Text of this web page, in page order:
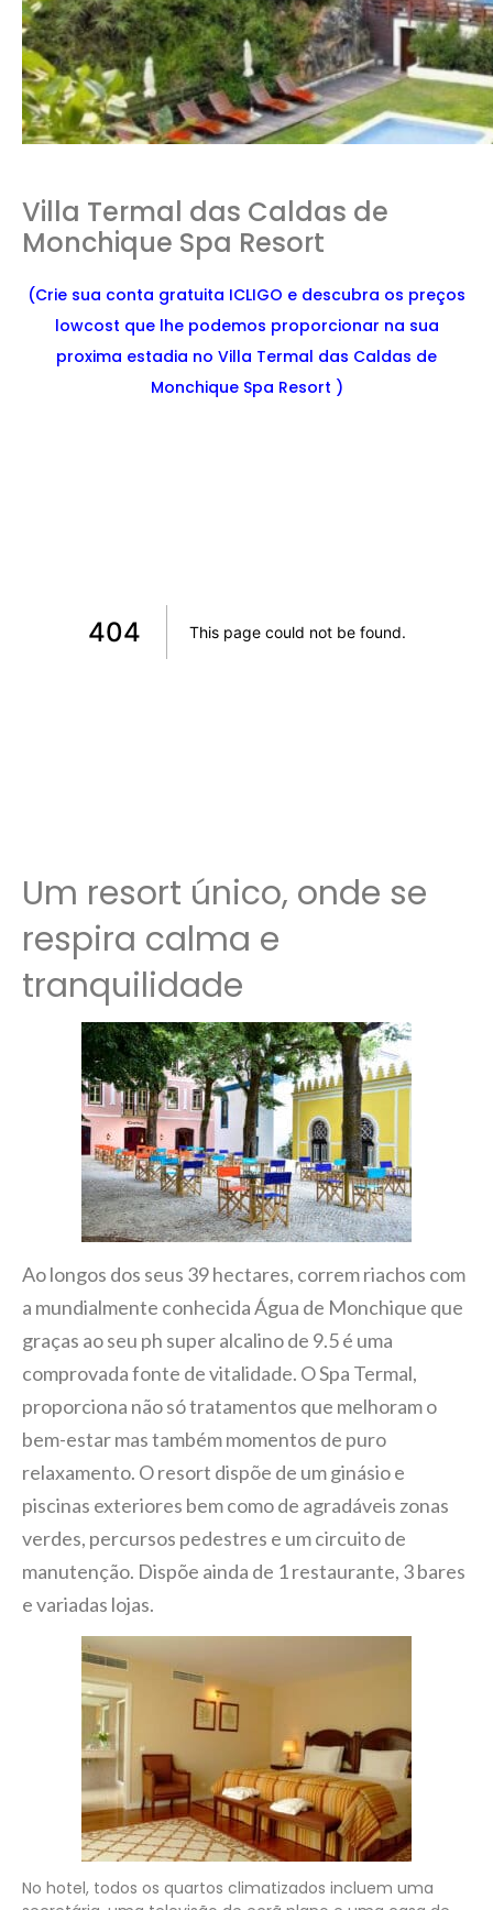
Villa Termal das Caldas de
Monchique Spa Resort
(Crie sua conta gratuita ICLIGO e descubra os preços
lowcost que lhe podemos proporcionar na sua
proxima estadia no Villa Termal das Caldas de
Monchique Spa Resort )
Um resort único, onde se
respira calma e
tranquilidade
Ao longos dos seus 39 hectares, correm riachos com
a mundialmente conhecida Água de Monchique que
graças ao seu ph super alcalino de 9.5 é uma
comprovada fonte de vitalidade. O Spa Termal,
proporciona não só tratamentos que melhoram o
bem-estar mas também momentos de puro
relaxamento. O resort dispõe de um ginásio e
piscinas exteriores bem como de agradáveis zonas
verdes, percursos pedestres e um circuito de
manutenção. Dispõe ainda de 1 restaurante, 3 bares
e variadas lojas.
No hotel, todos os quartos climatizados incluem uma